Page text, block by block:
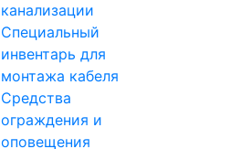
канализации
Специальный
инвентарь для
монтажа кабеля
Средства
ограждения и
оповещения